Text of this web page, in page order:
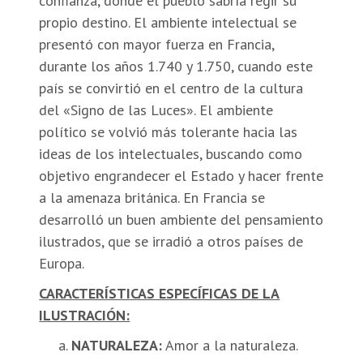
propio destino. El ambiente intelectual se
presentó con mayor fuerza en Francia,
durante los años 1.740 y 1.750, cuando este
país se convirtió en el centro de la cultura
del «Signo de las Luces». El ambiente
político se volvió más tolerante hacia las
ideas de los intelectuales, buscando como
objetivo engrandecer el Estado y hacer frente
a la amenaza británica. En Francia se
desarrolló un buen ambiente del pensamiento
ilustrados, que se irradió a otros países de
Europa.
CARACTERÍSTICAS ESPECÍFICAS DE LA
ILUSTRACIÓN:
NATURALEZA:Amor a la naturaleza.